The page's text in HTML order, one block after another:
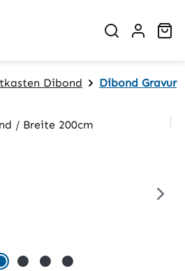
Dibond Dibond Gravur